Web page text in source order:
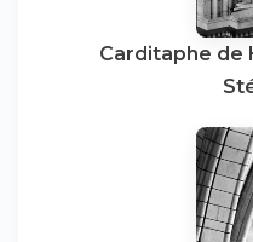
Carditaphe de